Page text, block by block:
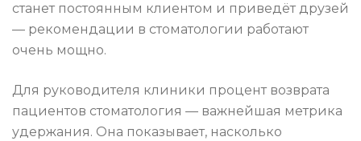
станет постоянным клиентом и приведёт друзей
— рекомендации в стоматологии работают
очень мощно.
Для руководителя клиники процент возврата
пациентов стоматология — важнейшая метрика
удержания. Она показывает, насколько